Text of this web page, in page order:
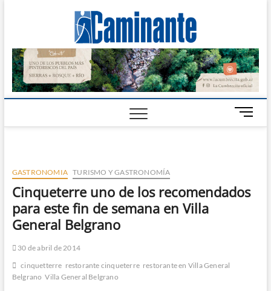
Digital
CALAMUCHITA
B
o
e
GASTRONOMIA TURISMO Y GASTRONOMÍA
Cinqueterre uno de los recomendados
para este fin de semana en Villa
General Belgrano
30 de abril de 2014
cinquetterre restorante cinqueterre restorante en Villa General
Belgrano Villa General Belgrano